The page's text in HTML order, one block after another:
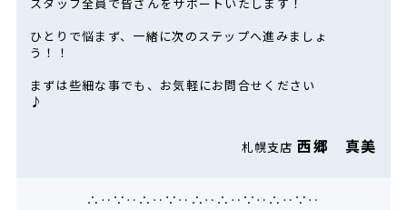
スタッフ全員で皆さんをサポートいたします！
ひとりで悩まず、一緒に次のステップへ進みましょ
う！！
まずは些細な事でも、お気軽にお問合せください
♪
札幌支店西郷 真美
∴‥∵‥∴‥∵‥∴‥∴‥∵‥∴‥∵‥